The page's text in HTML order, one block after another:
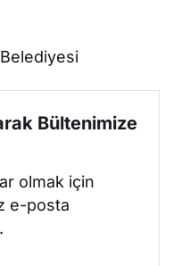
Bültenimize
olmak için
e-posta